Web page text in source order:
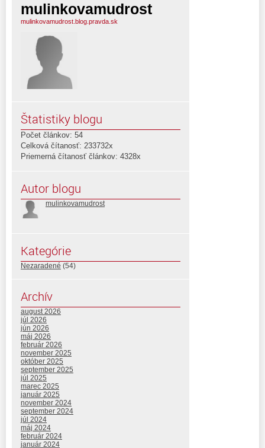
mulinkovamudrost
mulinkovamudrost.blog.pravda.sk
Štatistiky blogu
Počet článkov: 54
Celková čítanosť: 233732x
Priemerná čítanosť článkov: 4328x
Autor blogu
mulinkovamudrost
Kategórie
Nezaradené (54)
Archív
august 2026
júl 2026
jún 2026
máj 2026
február 2026
november 2025
október 2025
september 2025
júl 2025
marec 2025
január 2025
november 2024
september 2024
júl 2024
máj 2024
február 2024
január 2024